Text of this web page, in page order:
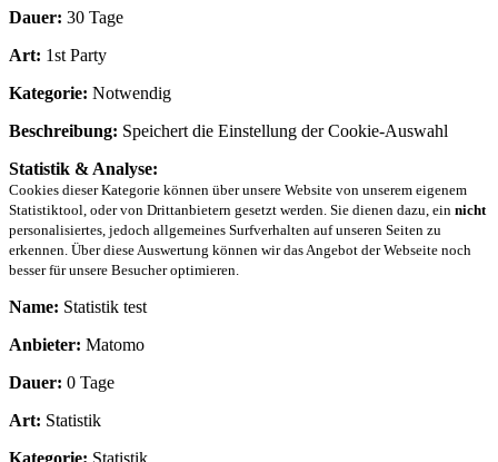
Dauer: 30 Tage
Art: 1st Party
Kategorie: Notwendig
Beschreibung: Speichert die Einstellung der Cookie-Auswahl
Statistik & Analyse:
Cookies dieser Kategorie können über unsere Website von unserem eigenem
Statistiktool, oder von Drittanbietern gesetzt werden. Sie dienen dazu, ein nicht
personalisiertes, jedoch allgemeines Surfverhalten auf unseren Seiten zu
erkennen. Über diese Auswertung können wir das Angebot der Webseite noch
besser für unsere Besucher optimieren.
Name: Statistik test
Anbieter: Matomo
Dauer: 0 Tage
Art: Statistik
Kategorie: Statistik